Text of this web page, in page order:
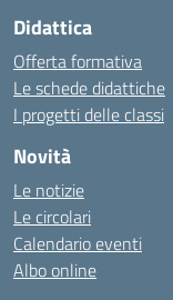
Didattica
Offerta formativa
Le schede didattiche
I progetti delle classi
Novità
Le notizie
Le circolari
Calendario eventi
Albo online